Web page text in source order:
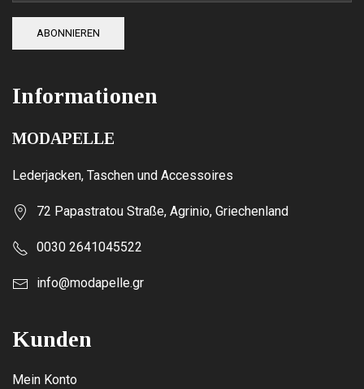
ABONNIEREN
Informationen
MODAPELLE
Lederjacken, Taschen und Accessoires
72 Papastratou Straße, Agrinio, Griechenland
0030 2641045522
info@modapelle.gr
Kunden
Mein Konto